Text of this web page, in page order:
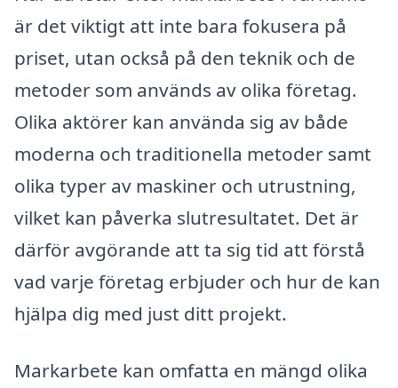
är det viktigt att inte bara fokusera på
priset, utan också på den teknik och de
metoder som används av olika företag.
Olika aktörer kan använda sig av både
moderna och traditionella metoder samt
olika typer av maskiner och utrustning,
vilket kan påverka slutresultatet. Det är
därför avgörande att ta sig tid att förstå
vad varje företag erbjuder och hur de kan
hjälpa dig med just ditt projekt.
Markarbete kan omfatta en mängd olika